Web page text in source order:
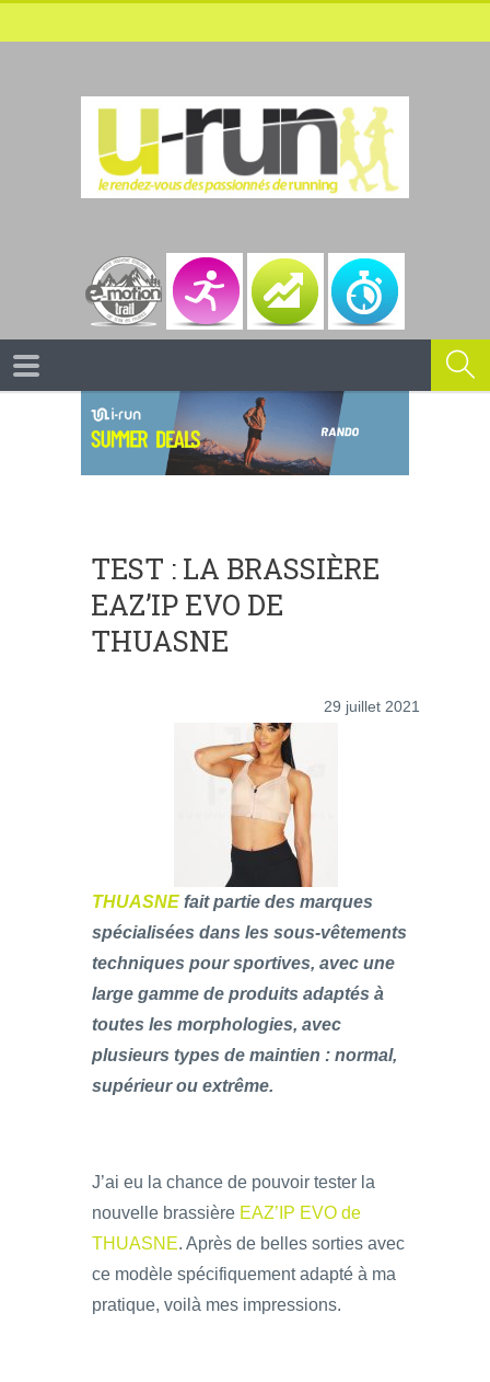
TEST : LA BRASSIÈRE
EAZ’IP EVO DE
THUASNE
29 juillet 2021
THUASNE fait partie des marques
spécialisées dans les sous-vêtements
techniques pour sportives, avec une
large gamme de produits adaptés à
toutes les morphologies, avec
plusieurs types de maintien : normal,
supérieur ou extrême.
J’ai eu la chance de pouvoir tester la
nouvelle brassière EAZ’IP EVO de
THUASNE. Après de belles sorties avec
ce modèle spécifiquement adapté à ma
pratique, voilà mes impressions.